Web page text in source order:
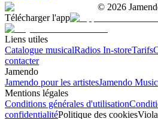
© 2026
Télécharger l'app
Liens utiles
Catalogue musicalRadios In-storeTarifs
contacter
Jamendo
Jamendo pour les artistesJamendo Music
Mentions légales
Conditions générales d'utilisation
confidentialitéPolitique des cookies